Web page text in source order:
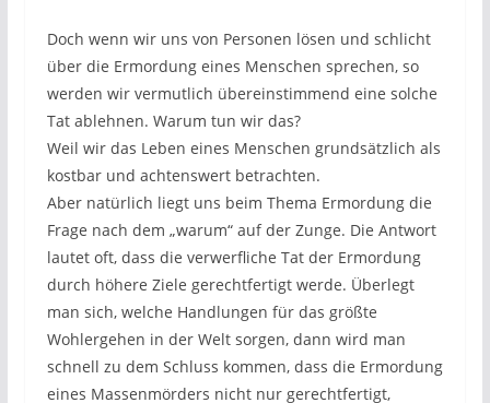
Doch wenn wir uns von Personen lösen und schlicht
über die Ermordung eines Menschen sprechen, so
werden wir vermutlich übereinstimmend eine solche
Tat ablehnen. Warum tun wir das?
Weil wir das Leben eines Menschen grundsätzlich als
kostbar und achtenswert betrachten.
Aber natürlich liegt uns beim Thema Ermordung die
Frage nach dem „warum“ auf der Zunge. Die Antwort
lautet oft, dass die verwerfliche Tat der Ermordung
durch höhere Ziele gerechtfertigt werde. Überlegt
man sich, welche Handlungen für das größte
Wohlergehen in der Welt sorgen, dann wird man
schnell zu dem Schluss kommen, dass die Ermordung
eines Massenmörders nicht nur gerechtfertigt,